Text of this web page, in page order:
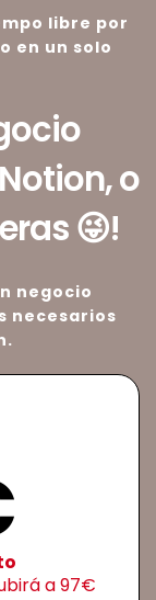
libre por
en un solo
o
😜!
negocio
necesarios
a 97€